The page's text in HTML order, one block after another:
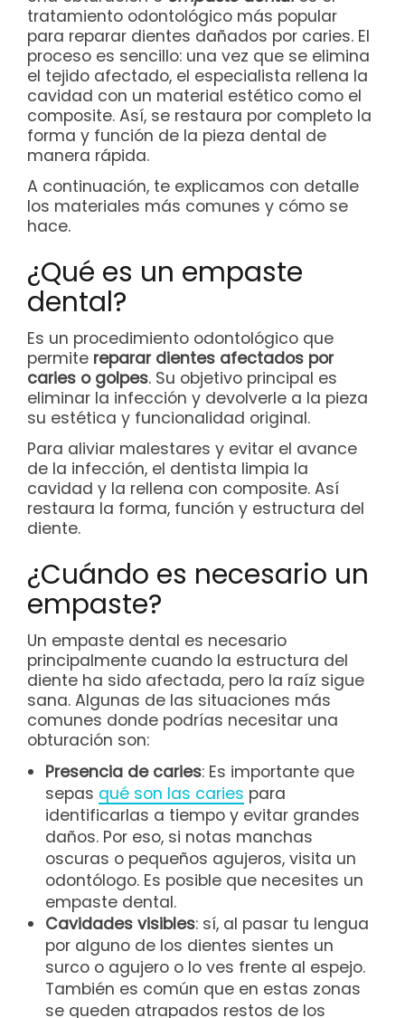
tratamiento odontológico más popular
para reparar dientes dañados por caries. El
proceso es sencillo: una vez que se elimina
el tejido afectado, el especialista rellena la
cavidad con un material estético como el
composite. Así, se restaura por completo la
forma y función de la pieza dental de
manera rápida.
A continuación, te explicamos con detalle
los materiales más comunes y cómo se
hace.
¿Qué es un empaste
dental?
Es un procedimiento odontológico que
permite reparar dientes afectados por
caries o golpes. Su objetivo principal es
eliminar la infección y devolverle a la pieza
su estética y funcionalidad original.
Para aliviar malestares y evitar el avance
de la infección, el dentista limpia la
cavidad y la rellena con composite. Así
restaura la forma, función y estructura del
diente.
¿Cuándo es necesario un
empaste?
Un empaste dental es necesario
principalmente cuando la estructura del
diente ha sido afectada, pero la raíz sigue
sana. Algunas de las situaciones más
comunes donde podrías necesitar una
obturación son:
Presencia de caries: Es importante que
sepas qué son las caries para
identificarlas a tiempo y evitar grandes
daños. Por eso, si notas manchas
oscuras o pequeños agujeros, visita un
odontólogo. Es posible que necesites un
empaste dental.
Cavidades visibles: sí, al pasar tu lengua
por alguno de los dientes sientes un
surco o agujero o lo ves frente al espejo.
También es común que en estas zonas
se queden atrapados restos de los